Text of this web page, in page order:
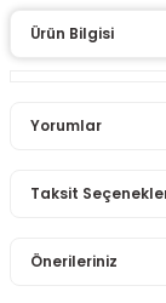
Ürün Bilgisi
Yorumlar
Taksit
Önerileriniz